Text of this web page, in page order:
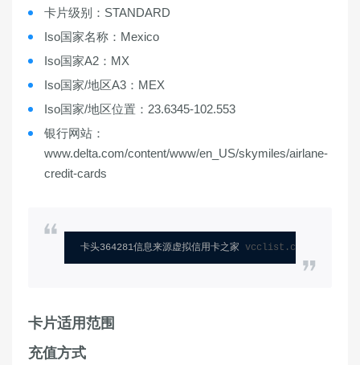
卡片级别：STANDARD
Iso国家名称：Mexico
Iso国家A2：MX
Iso国家/地区A3：MEX
Iso国家/地区位置：23.6345-102.553
银行网站：
www.delta.com/content/www/en_US/skymiles/airlane-
credit-cards
卡头364281信息来源虚拟信用卡之家 vcclist.com
卡片适用范围
充值方式